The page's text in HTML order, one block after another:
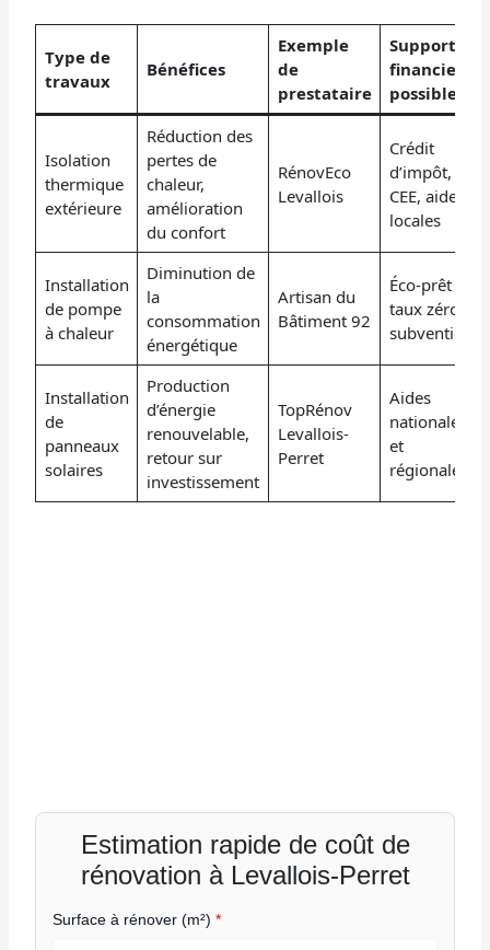
Type de
travaux
Bénéfices
Exemple
de
prestataire
Supports
financiers
possibles
Isolation
thermique
extérieure
Réduction des
pertes de
chaleur,
amélioration
du confort
RénovEco
Levallois
Crédit
d’impôt,
CEE, aides
locales
Installation
de pompe
à chaleur
Diminution de
la
consommation
énergétique
Artisan du
Bâtiment 92
Éco-prêt à
taux zéro,
subventions
Installation
de
panneaux
solaires
Production
d’énergie
renouvelable,
retour sur
investissement
TopRénov
Levallois-
Perret
Aides
nationales
et
régionales
Estimation rapide de coût de
rénovation à Levallois-Perret
Surface à rénover (m²)*